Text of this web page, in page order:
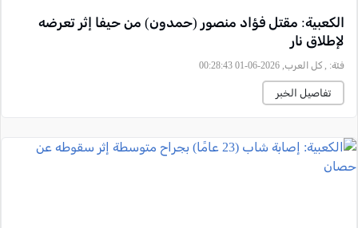
الكعبية: مقتل فؤاد منصور (حمدون) من حيفا إثر تعرضه
لإطلاق نار
فئة: , كل العرب, 2026-06-01 00:28:43
تفاصيل الخبر